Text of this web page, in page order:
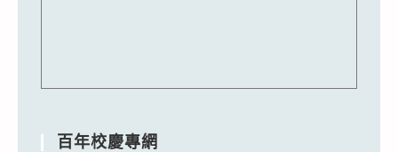
百年校慶專網